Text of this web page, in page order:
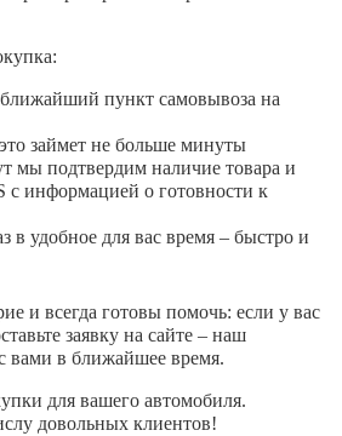
пункт самовывоза на
займет не больше минуты
мы подтвердим наличие товара и
с информацией о готовности к
в удобное для вас время – быстро и
и всегда готовы помочь: если у вас
заявку на сайте – наш
вами в ближайшее время.
для вашего автомобиля.
довольных клиентов!